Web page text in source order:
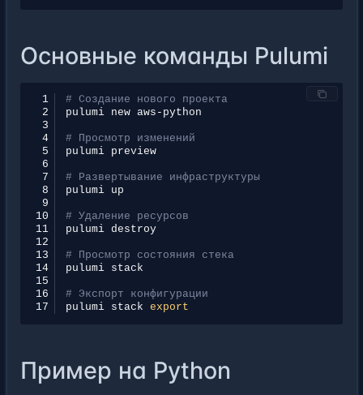
Основные команды Pulumi
1
# Создание нового проекта
2
pulumi new
3
4
# Просмотр изменений
5
pulumi
preview
6
7
# Развертывание инфраструктуры
8
pulumi
9
10
# Удаление ресурсов
11
pulumi
destroy
12
13
# Просмотр состояния стека
14
pulumi
15
16
# Экспорт конфигурации
17
pulumi stack export
Пример на Python